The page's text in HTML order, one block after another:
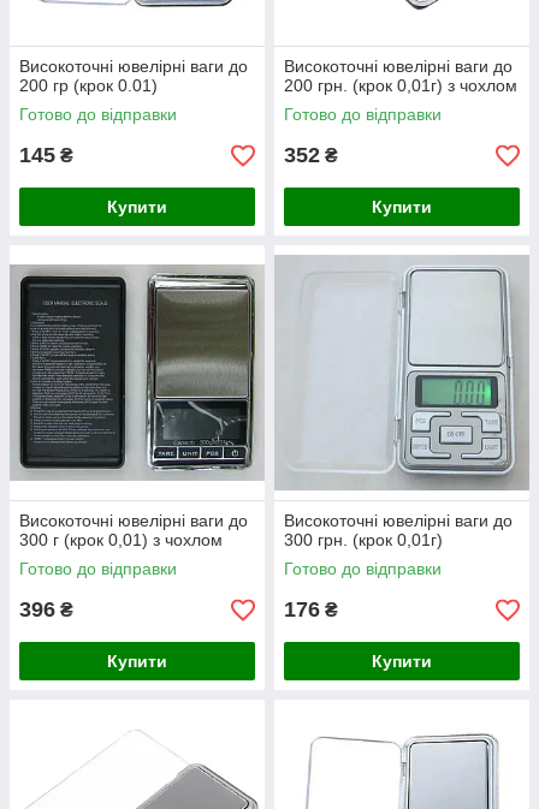
Високоточні ювелірні ваги до
200 гр (крок 0.01)
Готово до відправки
145 ₴
Купити
Високоточні ювелірні ваги до
200 грн. (крок 0,01г) з чохлом
Готово до відправки
352 ₴
Купити
Високоточні ювелірні ваги до
300 г (крок 0,01) з чохлом
Готово до відправки
396 ₴
Купити
Високоточні ювелірні ваги до
300 грн. (крок 0,01г)
Готово до відправки
176 ₴
Купити